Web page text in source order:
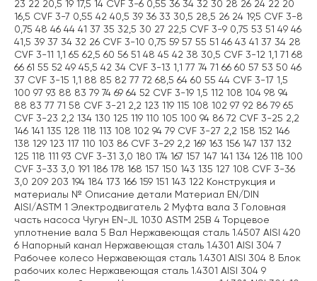
23 22 20,5 19 17,5 14 CVF 3-6 0,55 36 34 32 30 28 26 24 22 20
16,5 CVF 3-7 0,55 42 40,5 39 36 33 30,5 28,5 26 24 19,5 CVF 3-8
0,75 48 46 44 41 37 35 32,5 30 27 22,5 CVF 3-9 0,75 53 51 49 46
41,5 39 37 34 32 26 CVF 3-10 0,75 59 57 55 51 46 43 41 37 34 28
CVF 3-11 1,1 65 62,5 60 56 51 48 45 42 38 30,5 CVF 3-12 1,1 71 68
66 61 55 52 49 45,5 42 34 CVF 3-13 1,1 77 74 71 66 60 57 53 50 46
37 CVF 3-15 1,1 88 85 82 77 72 68,5 64 60 55 44 CVF 3-17 1,5
100 97 93 88 83 79 74 69 64 52 CVF 3-19 1,5 112 108 104 98 94
88 83 77 71 58 CVF 3-21 2,2 123 119 115 108 102 97 92 86 79 65
CVF 3-23 2,2 134 130 125 119 110 105 100 94 86 72 CVF 3-25 2,2
146 141 135 128 118 113 108 102 94 79 CVF 3-27 2,2 158 152 146
138 129 123 117 110 103 86 CVF 3-29 2,2 169 163 156 147 137 132
125 118 111 93 CVF 3-31 3,0 180 174 167 157 147 141 134 126 118 100
CVF 3-33 3,0 191 186 178 168 157 150 143 135 127 108 CVF 3-36
3,0 209 203 194 184 173 166 159 151 143 122 Конструкция и
материалы № Описание детали Материал EN/DIN
AISI/ASTM 1 Электродвигатель 2 Муфта вала 3 Головная
часть насоса Чугун EN-JL 1030 ASTM 25B 4 Торцевое
уплотнение вала 5 Вал Нержавеющая сталь 1.4507 AISI 420
6 Напорный канал Нержавеющая сталь 1.4301 AISI 304 7
Рабочее колесо Нержавеющая сталь 1.4301 AISI 304 8 Блок
рабочих колес Нержавеющая сталь 1.4301 AISI 304 9